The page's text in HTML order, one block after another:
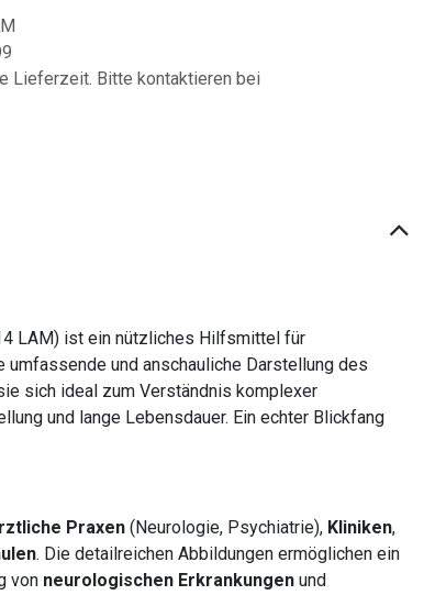
Lieferzeit. Bitte kontaktieren bei
LAM) ist ein nützliches Hilfsmittel für
und anschauliche Darstellung des
sich ideal zum Verständnis komplexer
und lange Lebensdauer. Ein echter Blickfang
Praxen (Neurologie, Psychiatrie), Kliniken,
. Die detailreichen Abbildungen ermöglichen ein
von neurologischen Erkrankungen und